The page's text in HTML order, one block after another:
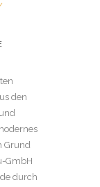
den
Grund
GmbH
durch